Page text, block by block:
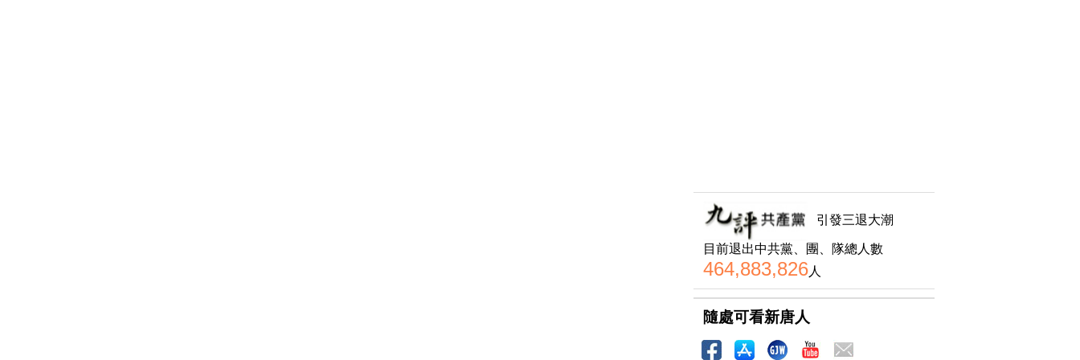
引發三退大潮
目前退出中共黨、團、隊總人數
464,883,826人
隨處可看新唐人